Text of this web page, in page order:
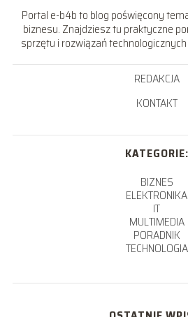
Portal e-b4b to blog poświęcony
biznesu. Znajdziesz tu praktyczne
sprzętu i rozwiązań
REDAKCJA
KONTAKT
KATEGORIE:
BIZNES
ELEKTRONIKA
IT
MULTIMEDIA
PORADNIK
TECHNOLOGIA